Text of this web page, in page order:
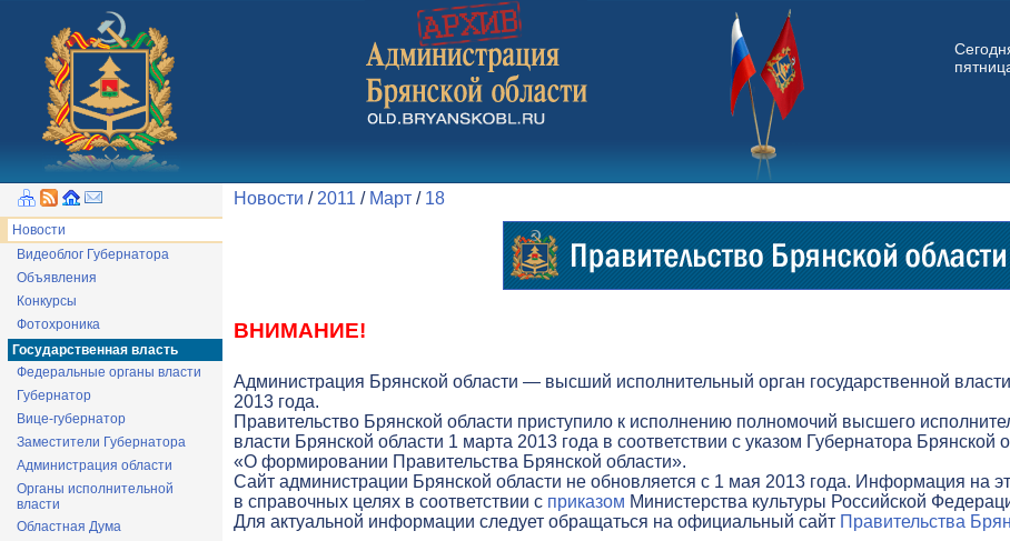
Новости
Видеоблог Губернатора
Объявления
Конкурсы
Фотохроника
Государственная власть
Федеральные органы власти
Губернатор
Вице-губернатор
Заместители Губернатора
Администрация области
Органы исполнительной
власти
Областная Дума
Новости / 2011 / Март / 18
ВНИМАНИЕ!
Администрация Брянской области — высший исполнительный орган государственной
2013 года.
Правительство Брянской области приступило к исполнению полномочий высшего
власти Брянской области 1 марта 2013 года в соответствии с указом Губернатора Брянской
«О формировании Правительства Брянской области».
Cайт администрации Брянской области не обновляется с 1 мая 2013 года. Информация на
в справочных целях в соответствии с приказом Министерства культуры Российской
Для актуальной информации следует обращаться на официальный сайт Правительства